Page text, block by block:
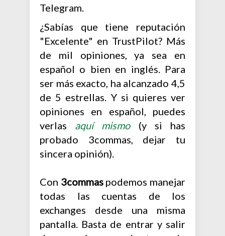
Telegram.
¿Sabías que tiene reputación
"Excelente" en TrustPilot? Más
de mil opiniones, ya sea en
español o bien en inglés. Para
ser más exacto, ha alcanzado 4,5
de 5 estrellas. Y si quieres ver
opiniones en español, puedes
verlas aquí mismo(y si has
probado 3commas, dejar tu
sincera opinión).
Con 3commas podemos manejar
todas las cuentas de los
exchanges desde una misma
pantalla. Basta de entrar y salir